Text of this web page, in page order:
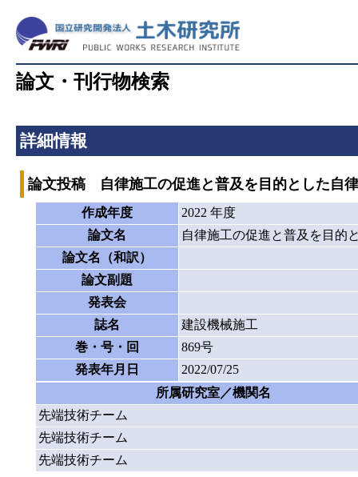
論文・刊行物検索
詳細情報
論文投稿 自律施工の促進と普及を目的とした自
作成年度
2022 年度
論文名
自律施工の促進と普及を目的
論文名（和訳）
論文副題
発表会
誌名
建設機械施工
巻・号・回
869号
発表年月日
2022/07/25
所属研究室／機関名
先端技術チーム
先端技術チーム
先端技術チーム